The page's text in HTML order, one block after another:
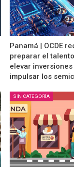
Panamá | OCDE
preparar el
elevar
impulsar los
SIN CATEGORÍA